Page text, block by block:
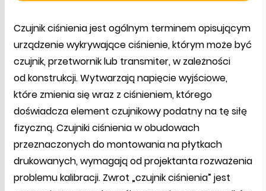
Czujnik ciśnienia jest ogólnym terminem opisującym
urządzenie wykrywające ciśnienie, którym może być
czujnik, przetwornik lub transmiter, w zależności
od konstrukcji. Wytwarzają napięcie wyjściowe,
które zmienia się wraz z ciśnieniem, którego
doświadcza element czujnikowy podatny na tę siłę
fizyczną. Czujniki ciśnienia w obudowach
przeznaczonych do montowania na płytkach
drukowanych, wymagają od projektanta rozważenia
problemu kalibracji. Zwrot „czujnik ciśnienia” jest